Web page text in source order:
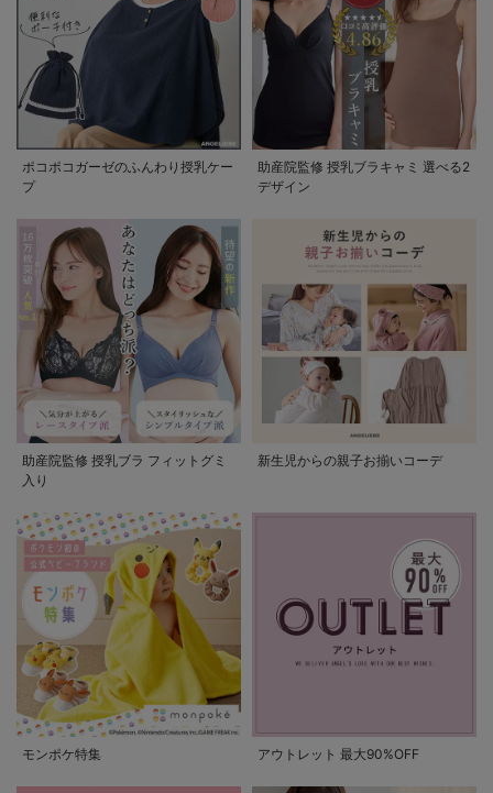
ポコポコガーゼのふんわり授乳ケー
プ
助産院監修 授乳ブラキャミ 選べる2
デザイン
助産院監修 授乳ブラ フィットグミ
入り
新生児からの親子お揃いコーデ
モンポケ特集 アウトレット 最大90%OFF